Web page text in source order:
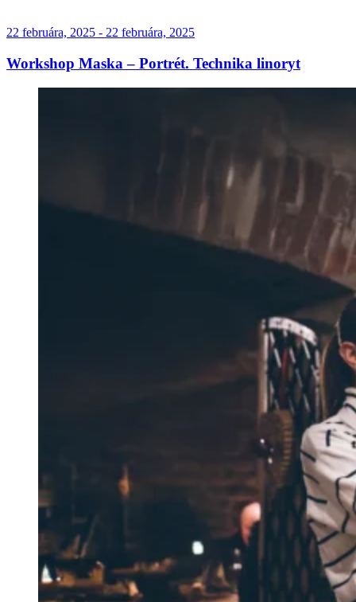
22 februára, 2025 - 22 februára, 2025
Workshop Maska – Portrét. Technika linoryt